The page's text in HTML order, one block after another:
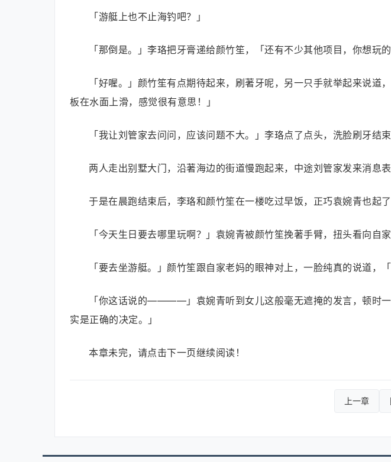
「游艇上也不止海钓吧？」
「那倒是。」李珞把牙膏递给颜竹笙，「还有不少其他项目，你想玩
「好喔。」颜竹笙有点期待起来，刷著牙呢，另一只手就举起来说
板在水面上滑，感觉很有意思！」
「我让刘管家去问问，应该问题不大。」李珞点了点头，洗脸刷牙结
两人走出别墅大门，沿著海边的街道慢跑起来，中途刘管家发来消息
于是在晨跑结束后，李珞和颜竹笙在一楼吃过早饭，正巧袁婉青也起
「今天生日要去哪里玩啊？」袁婉青被颜竹笙挽著手臂，扭头看向自
「要去坐游艇。」颜竹笙跟自家老妈的眼神对上，一脸纯真的说道，
「你这话说的————」袁婉青听到女儿这般毫无遮掩的发言，顿时
实是正确的决定。」
本章未完，请点击下一页继续阅读！
上一章